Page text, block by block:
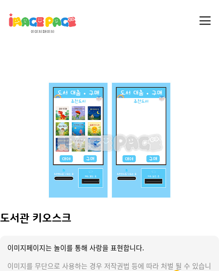
도서관 키오스크
이미지페이지는 놀이를 통해 사랑을 표현합니다.
이미지를 무단으로 사용하는 경우 저작권법 등에 따라 처벌 될 수 있습니